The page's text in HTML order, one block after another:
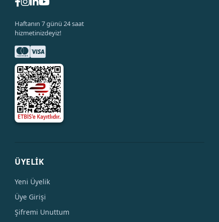
Haftanın 7 günü 24 saat
hizmetinizdeyiz!
ÜYELİK
Yeni Üyelik
Üye Girişi
Şifremi Unuttum